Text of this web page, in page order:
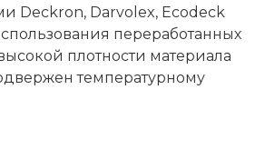
Deckron, Darvolex, Ecodeck
переработанных
плотности материала
температурному